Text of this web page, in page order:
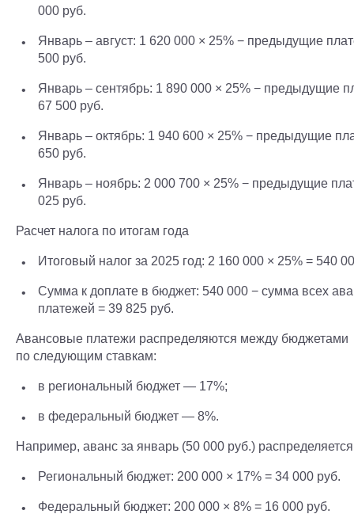
000 руб.
Январь – август: 1 620 000 × 25% − предыдущие
500 руб.
Январь – сентябрь: 1 890 000 × 25% − предыдущие
67 500 руб.
Январь – октябрь: 1 940 600 × 25% − предыдущие
650 руб.
Январь – ноябрь: 2 000 700 × 25% − предыдущие
025 руб.
Расчет налога по итогам года
Итоговый налог за 2025 год: 2 160 000 × 25% = 540
Сумма к доплате в бюджет: 540 000 − сумма всех
платежей = 39 825 руб.
Авансовые платежи распределяются между бюджетами
по следующим ставкам:
в региональный бюджет — 17%;
в федеральный бюджет — 8%.
Например, аванс за январь (50 000 руб.) распределяется
Региональный бюджет: 200 000 × 17% = 34 000 руб.
Федеральный бюджет: 200 000 × 8% = 16 000 руб.